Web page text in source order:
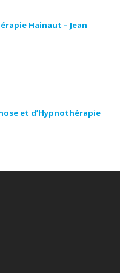
Hainaut – Jean
et d’Hypnothérapie